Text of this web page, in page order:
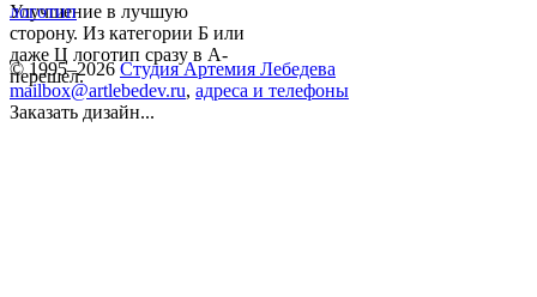
Улучшение в лучшую
сторону. Из категории Б или
даже Ц логотип сразу в А-
перешел.
логотип
© 1995–2026 Студия Артемия Лебедева
mailbox@artlebedev.ru, адреса и телефоны
Заказать дизайн...